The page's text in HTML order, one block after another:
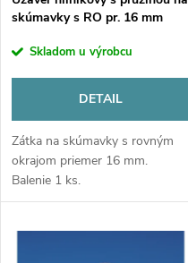
e
p
o
d
u
p
r
o
d
u
skúmavky s RO pr. 16 mm
Skladom u výrobcu
DETAIL
Zátka na skúmavky s rovným
okrajom priemer 16 mm.
Balenie 1 ks.